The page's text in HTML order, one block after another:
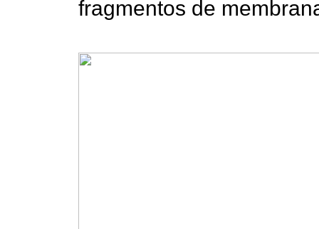
fragmentos de